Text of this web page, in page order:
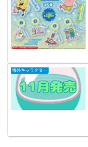
海外キャラクター